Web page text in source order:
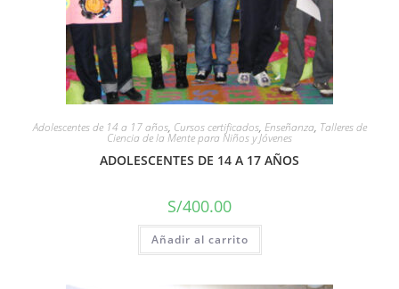
Adolescentes de 14 a 17 años, Cursos certificados, Enseñanza, Talleres de
Ciencia de la Mente para Niños y Jóvenes
ADOLESCENTES DE 14 A 17 AÑOS
S/400.00
Añadir al carrito